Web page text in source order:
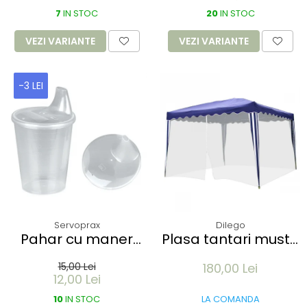
7 IN STOC
VEZI VARIANTE
marime XL albastru
100 buc
20IN STOC
VEZI VARIANTE
-3 LEI
Servoprax
Pahar cu maner
antiscurgere cu
gura de 12mm - din
plastic transparent
15,00 Lei
12,00 Lei
10IN STOC
Dilego
Plasa tantari muste
- 12 m lungime -
180,00 Lei
LA COMANDA